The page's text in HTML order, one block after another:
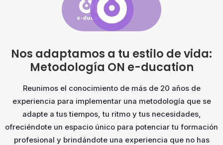
Nos adaptamos a tu estilo de vida:
Metodología ON e-ducation
Reunimos el conocimiento de más de 20 años de
experiencia para implementar una metodología que se
adapte a tus tiempos, tu ritmo y tus necesidades,
ofreciéndote un espacio único para potenciar tu formación
profesional y brindándote una experiencia que no has